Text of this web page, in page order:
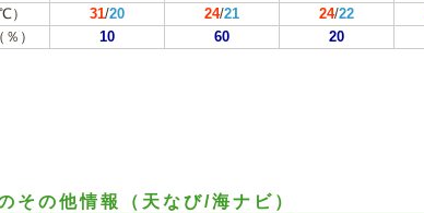
31/20 24/21 24/22
）
10 60 20
その他情報（天なび/海ナビ）